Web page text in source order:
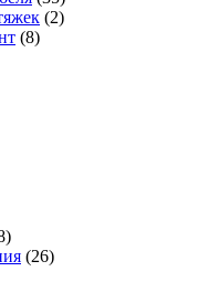
(2)
(8)
(26)